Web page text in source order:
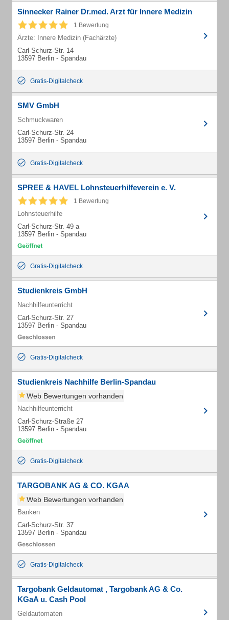
Sinnecker Rainer Dr.med. Arzt für Innere Medizin
1 Bewertung
Ärzte: Innere Medizin (Fachärzte)
Carl-Schurz-Str. 14
13597 Berlin - Spandau
Gratis-Digitalcheck
SMV GmbH
Schmuckwaren
Carl-Schurz-Str. 24
13597 Berlin - Spandau
Gratis-Digitalcheck
SPREE & HAVEL Lohnsteuerhilfeverein e. V.
1 Bewertung
Lohnsteuerhilfe
Carl-Schurz-Str. 49 a
13597 Berlin - Spandau
Gratis-Digitalcheck
Studienkreis GmbH
Nachhilfeunterricht
Carl-Schurz-Str. 27
13597 Berlin - Spandau
Gratis-Digitalcheck
Studienkreis Nachhilfe Berlin-Spandau
Web Bewertungen vorhanden
Nachhilfeunterricht
Carl-Schurz-Straße 27
13597 Berlin - Spandau
Gratis-Digitalcheck
TARGOBANK AG & CO. KGAA
Web Bewertungen vorhanden
Banken
Carl-Schurz-Str. 37
13597 Berlin - Spandau
Gratis-Digitalcheck
Targobank Geldautomat , Targobank AG & Co.
KGaA u. Cash Pool
Geldautomaten